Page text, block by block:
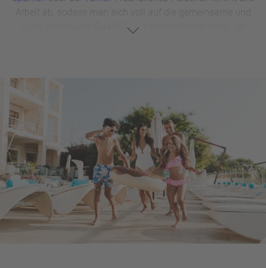
Qualitätszeit
beim
Für alle, die mehr auf Aktivität undAbenteuer
den Urlaub mit schon etwas größeren Kindern planen, sind
Städtereisen vielleicht das Richtige. Nicht nur, dass es hier
jede Menge Kultur zu entdecken gibt, es stehen auch
massenweise Freizeitangebotezur Verfügung: Von Kino
und Badespaß bis zu geführten Touren, unzähligen
Museen, spritzigen Aquaparks oder einem Trip zum
Freizeitpark ist alles dabei. Beim familiengerechten
- oder
können sich die Kleinen ebenfalls bei viel
frischer Luft ordentlich austoben und spannende